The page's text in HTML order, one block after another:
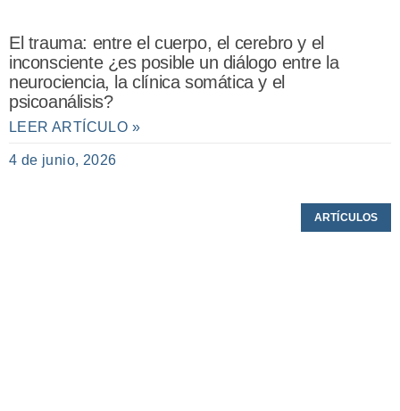
El trauma: entre el cuerpo, el cerebro y el
inconsciente ¿es posible un diálogo entre la
neurociencia, la clínica somática y el
psicoanálisis?
LEER ARTÍCULO »
4 de junio, 2026
ARTÍCULOS